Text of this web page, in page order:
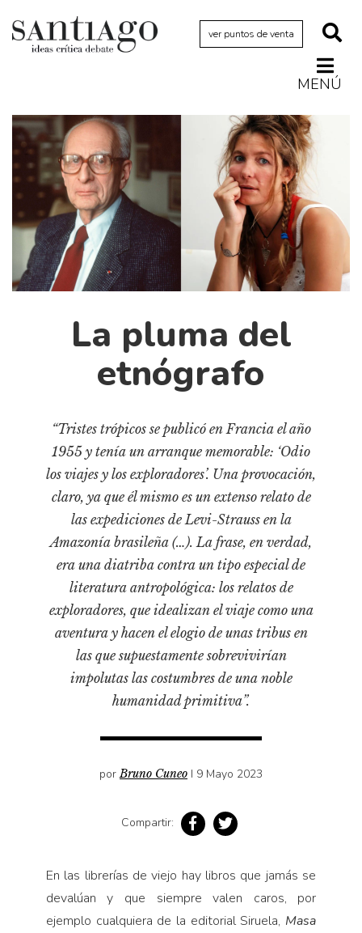
ver puntos de venta
MENÚ
Actualidad
Archivo Cenfoto-UDP
Arquetipos de situación
Artes visuales
Ciencia
Cine y televisión
Ciudad
Diccionario portátil de la literatura chilena
Gran reserva
Historia
Historia material de los libros
Lagunas mentales
Libros usados
Literatura
Medioambiente
Narrativas visuales
Pensamiento ilustrado
Personajes secundarios
Sociedad
Turismo accidental
Vidas paralelas
La pluma del
etnógrafo
“Tristes trópicos se publicó en Francia el año
1955 y tenía un arranque memorable: ‘Odio
los viajes y los exploradores’. Una provocación,
claro, ya que él mismo es un extenso relato de
las expediciones de Levi-Strauss en la
Amazonía brasileña (…). La frase, en verdad,
era una diatriba contra un tipo especial de
literatura antropológica: los relatos de
exploradores, que idealizan el viaje como una
aventura y hacen el elogio de unas tribus en
las que supuestamente sobrevivirían
impolutas las costumbres de una noble
humanidad primitiva”.
porBruno Cuneo I 9 Mayo 2023
Compartir:
En las librerías de viejo hay libros que jamás se
devalúan y que siempre valen caros, por
ejemplo cualquiera de la editorial Siruela, Masa